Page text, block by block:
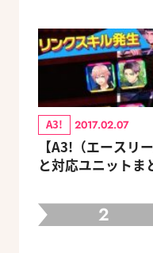
A3! 2017.02.07
【A3!（エースリ
と対応ユニットま
2